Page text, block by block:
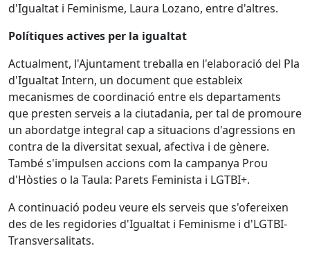
d'Igualtat i Feminisme, Laura Lozano, entre d'altres.
Polítiques actives per la igualtat
Actualment, l'Ajuntament treballa en l'elaboració del Pla
d'Igualtat Intern, un document que estableix
mecanismes de coordinació entre els departaments
que presten serveis a la ciutadania, per tal de promoure
un abordatge integral cap a situacions d'agressions en
contra de la diversitat sexual, afectiva i de gènere.
També s'impulsen accions com la campanya Prou
d'Hòsties o la Taula: Parets Feminista i LGTBI+.
A continuació podeu veure els serveis que s'ofereixen
des de les regidories d'Igualtat i Feminisme i d'LGTBI-
Transversalitats.